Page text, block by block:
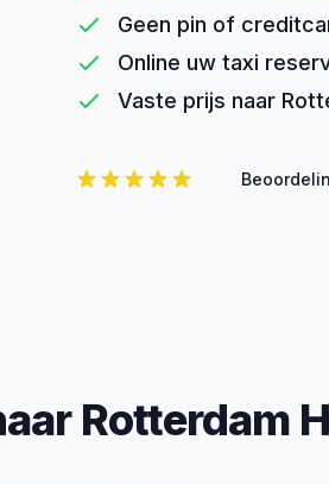
Geen pin of
Online uw taxi
Vaste prijs naar
Rotterdam